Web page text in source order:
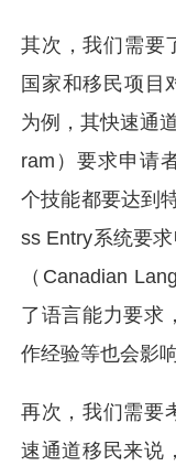
其次，我们需要
国家和移民项目
为例，其快速通
ram）要求申请
个技能都要达到
ss Entry系统要
（Canadian
了语言能力要求
作经验等也会影
再次，我们需要
速通道移民来说